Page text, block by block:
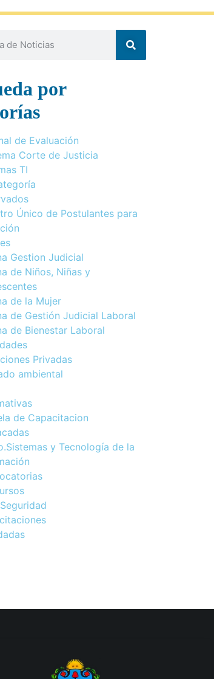
por
de Evaluación
Corte de Justicia
TI
Único de Postulantes para
Gestion Judicial
de Niños, Niñas y
de la Mujer
de Gestión Judicial Laboral
de Bienestar Laboral
Privadas
ambiental
de Capacitacion
y Tecnología de la